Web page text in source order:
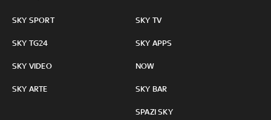
SKY SPORT
SKY TG24
SKY VIDEO
SKY ARTE
SKY TV
SKY APPS
NOW
SKY BAR
SPAZI SKY